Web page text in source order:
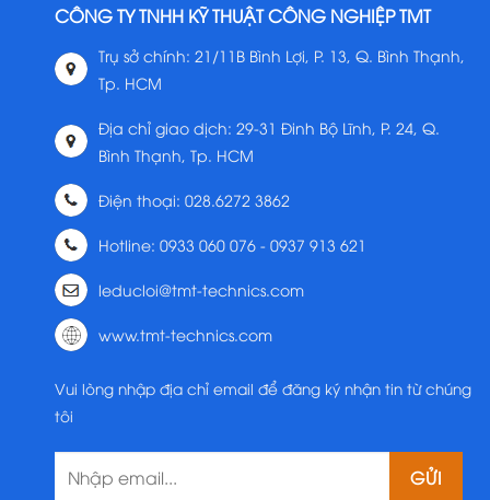
CÔNG TY TNHH KỸ THUẬT CÔNG NGHIỆP TMT
Trụ sở chính: 21/11B Bình Lợi, P. 13, Q. Bình Thạnh,
Tp. HCM
Địa chỉ giao dịch: 29-31 Đinh Bộ Lĩnh, P. 24, Q.
Bình Thạnh, Tp. HCM
Điện thoại: 028.6272 3862
Hotline: 0933 060 076 - 0937 913 621
leducloi@tmt-technics.com
www.tmt-technics.com
Vui lòng nhập địa chỉ email để đăng ký nhận tin từ chúng
tôi